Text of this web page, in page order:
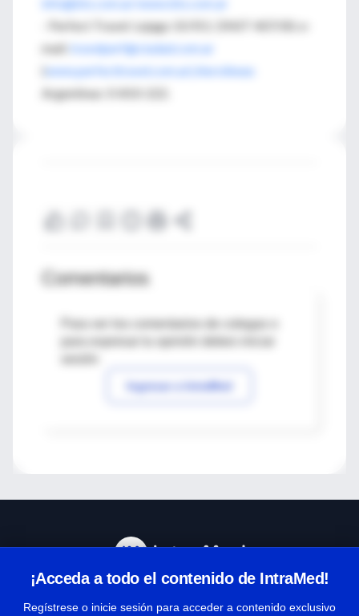
- Perfect Travel: Lejago 10.911. DNST 407/00. e-
mail:
travelperf@ciudad.com.ar
www.perfecttravel.com.ar).Aerolíneas
Argentinas: 0-810-222.
Comentarios
Para ver los comentarios de colegas o
Ingresar a IntraMed
¡Acceda a todo el contenido de IntraMed!
Regístrese o inicie sesión para acceder a contenido exclusivo